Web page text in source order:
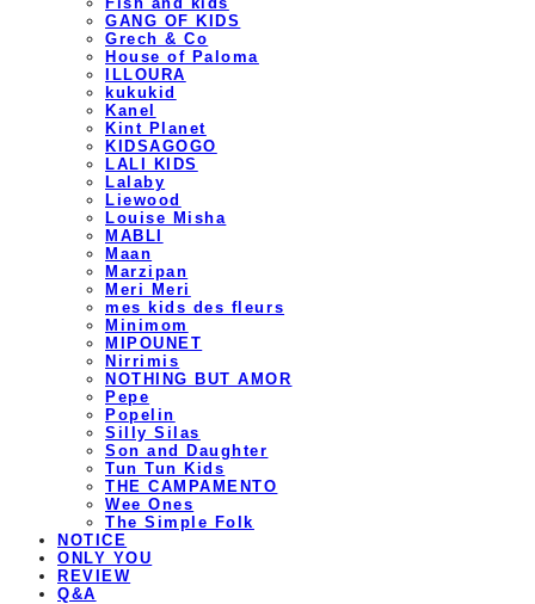
GANG OF KIDS
Grech & Co
House of Paloma
ILLOURA
kukukid
Kanel
Kint Planet
KIDSAGOGO
LALI KIDS
Lalaby
Liewood
Louise Misha
MABLI
Maan
Marzipan
Meri Meri
mes kids des fleurs
Minimom
MIPOUNET
Nirrimis
NOTHING BUT AMOR
Pepe
Popelin
Silly Silas
Son and Daughter
Tun Tun Kids
THE CAMPAMENTO
Wee Ones
The Simple Folk
NOTICE
ONLY YOU
REVIEW
Q&A